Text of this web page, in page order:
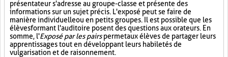
présentateur s'adresse au groupe-classe et présente des
informations sur un sujet précis. L'exposé peut se faire de
manière individuelle ou en petits groupes. Il est possible que les
élèves formant l'auditoire posent des questions aux orateurs. En
somme, l'Exposé par les pairspermet aux élèves de partager leurs
apprentissages tout en développant leurs habiletés de
vulgarisation et de raisonnement.